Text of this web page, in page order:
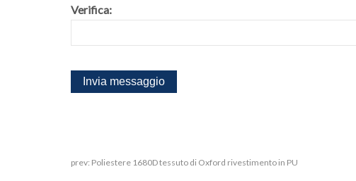
Verifica:
prev: Poliestere 1680D tessuto di Oxford rivestimento in PU